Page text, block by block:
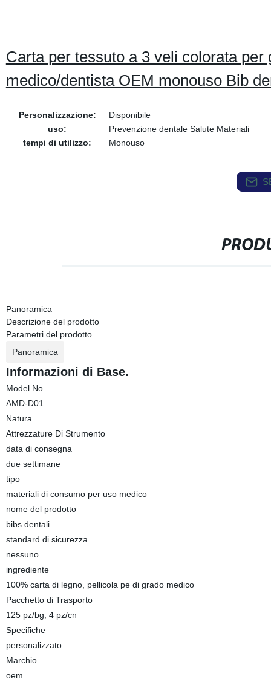
Carta per tessuto a 3 veli colorata
medico/dentista OEM monouso Bib
Personalizzazione:
Disponibile
uso:
Prevenzione dentale Salute Materiali
tempi di utilizzo:
Monouso
Panoramica
Descrizione del prodotto
Parametri del prodotto
Panoramica
Informazioni di Base.
Model No.
AMD-D01
Natura
Attrezzature Di Strumento
data di consegna
due settimane
tipo
materiali di consumo per uso medico
nome del prodotto
bibs dentali
standard di sicurezza
nessuno
ingrediente
100% carta di legno, pellicola pe di grado medico
Pacchetto di Trasporto
125 pz/bg, 4 pz/cn
Specifiche
personalizzato
Marchio
oem